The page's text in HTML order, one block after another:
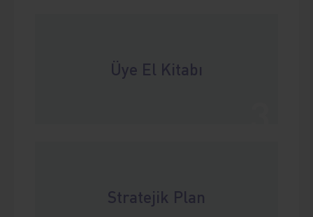
Üye El Kitabı
Stratejik Plan